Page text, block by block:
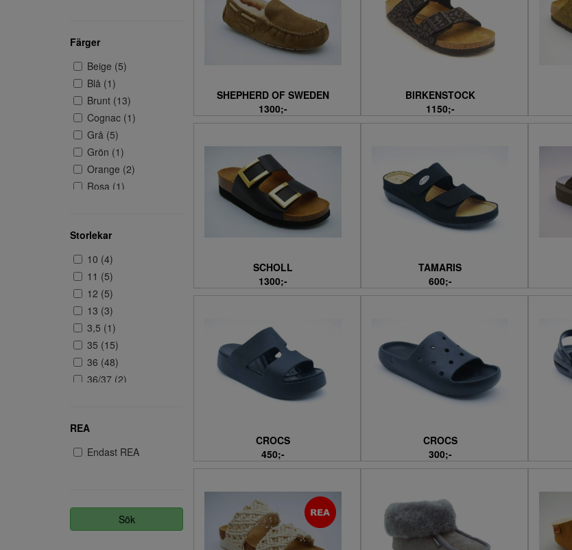
Färger
Beige (5)
Blå (1)
Brunt (13)
Cognac (1)
Grå (5)
Grön (1)
Orange (2)
Rosa (1)
Svart (40)
Taupe (2)
Vit (4)
Storlekar
10 (4)
11 (5)
12 (5)
13 (3)
3,5 (1)
35 (15)
36 (48)
36/37 (2)
38 (54)
38/39 (2)
40 (52)
REA
Endast REA
Sök
SHEPHERD OF SWEDEN
1300;-
BIRKENSTOCK
1150;-
SCHOLL
1300;-
TAMARIS
600;-
CROCS
450;-
CROCS
300;-